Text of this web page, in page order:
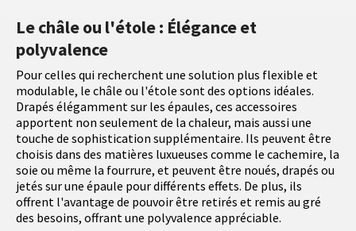
Le châle ou l'étole : Élégance et
polyvalence
Pour celles qui recherchent une solution plus flexible et
modulable, le châle ou l'étole sont des options idéales.
Drapés élégamment sur les épaules, ces accessoires
apportent non seulement de la chaleur, mais aussi une
touche de sophistication supplémentaire. Ils peuvent être
choisis dans des matières luxueuses comme le cachemire, la
soie ou même la fourrure, et peuvent être noués, drapés ou
jetés sur une épaule pour différents effets. De plus, ils
offrent l'avantage de pouvoir être retirés et remis au gré
des besoins, offrant une polyvalence appréciable.